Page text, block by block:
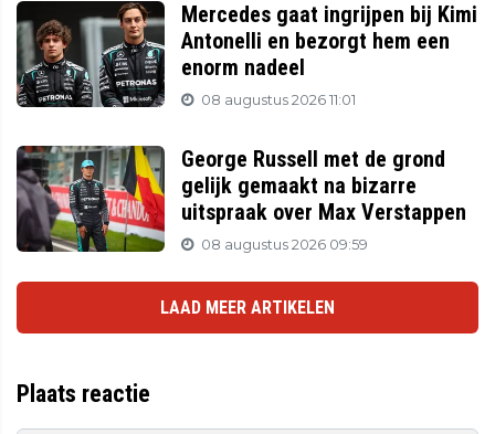
Mercedes gaat ingrijpen bij Kimi
Antonelli en bezorgt hem een
enorm nadeel
08 augustus 2026 11:01
George Russell met de grond
gelijk gemaakt na bizarre
uitspraak over Max Verstappen
08 augustus 2026 09:59
LAAD MEER ARTIKELEN
Plaats reactie